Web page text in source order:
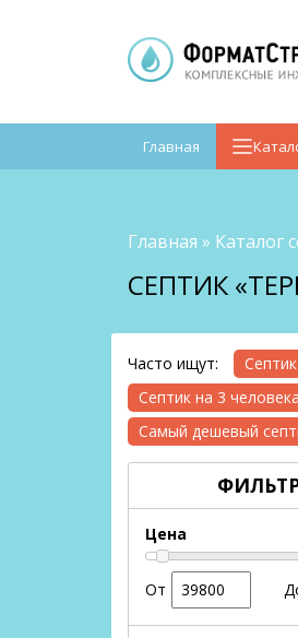
Главная
Главная » Каталог
СЕПТИК
Часто ищут:
Септик на 3 человека
Самый дешевый
Цена
От